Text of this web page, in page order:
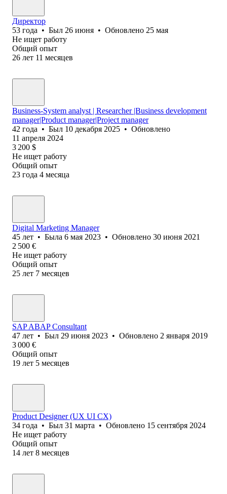
Директор
53 года • Был 26 июня • Обновлено 25 мая
Не ищет работу
Общий опыт
26 лет 11 месяцев
Business-System analyst | Researcher |Business development
manager|Product manager|Project manager
42 года • Был 10 декабря 2025 • Обновлено
11 апреля 2024
3 200 $
Не ищет работу
Общий опыт
23 года 4 месяца
Digital Marketing Manager
45 лет • Была 6 мая 2023 • Обновлено 30 июня 2021
2 500 €
Не ищет работу
Общий опыт
25 лет 7 месяцев
SAP ABAP Consultant
47 лет • Был 29 июня 2023 • Обновлено 2 января 2019
3 000 €
Общий опыт
19 лет 5 месяцев
Product Designer (UX UI CX)
34 года • Был 31 марта • Обновлено 15 сентября 2024
Не ищет работу
Общий опыт
14 лет 8 месяцев